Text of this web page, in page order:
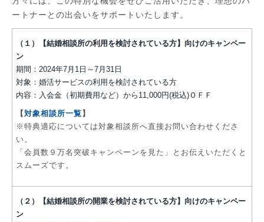
ートナーとの出会いをサポートいたします。
（１）【結婚相談所の利用を検討されている方】向けのキャンペー
ン
期間：2024年7月1日～7月31日
対象：婚活サービスの利用を検討されている方
内容：入会金（初期費用など）から11,000円(税込)ＯＦＦ
【 対象相談所一覧 】
※特典適応については対象相談所へ直接お問い合わせくださ
い。
「会員数９万名突破キャンペーンを見た」とお伝えいただくと
スムーズです。
（２）【結婚相談所の開業を検討されている方】向けのキャンペー
ン